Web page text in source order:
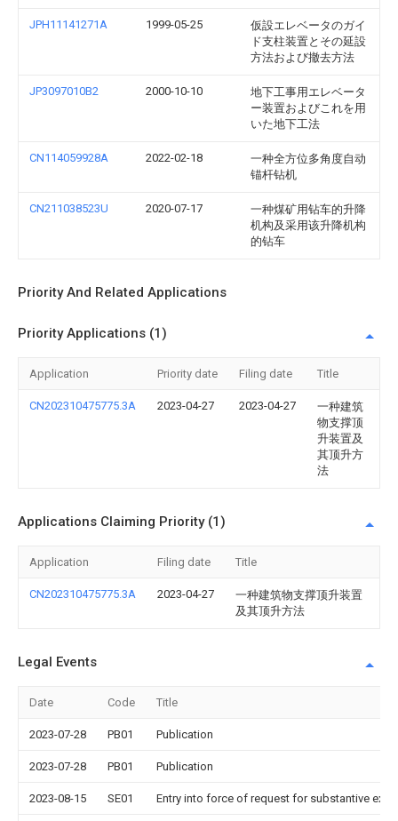
JPH11141271A 1999-05-25
仮設エレベータのガイ
ド支柱装置とその延設
方法および撤去方法
JP3097010B2 2000-10-10
地下工事用エレベータ
ー装置およびこれを用
いた地下工法
CN114059928A 2022-02-18
一种全方位多角度自动
锚杆钻机
CN211038523U 2020-07-17
一种煤矿用钻车的升降
机构及采用该升降机构
的钻车
Priority And Related Applications
Priority Applications (1)
Application Priority date Filing date Title
CN202310475775.3A 2023-04-27 2023-04-27
一种建筑
物支撑顶
升装置及
其顶升方
法
Applications Claiming Priority (1)
Application Filing date Title
CN202310475775.3A 2023-04-27
一种建筑物支撑顶升装置
及其顶升方法
Legal Events
Date Code Title
2023-07-28 PB01 Publication
2023-07-28 PB01 Publication
2023-08-15 SE01 Entry into force of request for substantive